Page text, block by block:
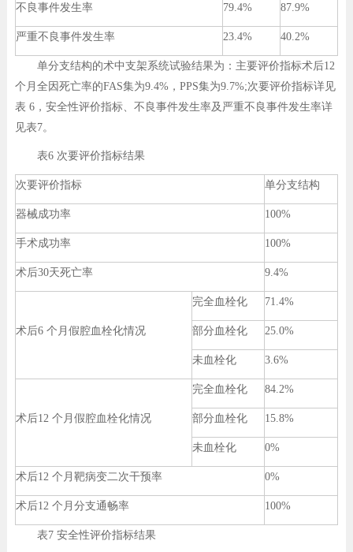
不良事件发生率 79.4% 87.9%
严重不良事件发生率 23.4% 40.2%
单分支结构的术中支架系统试验结果为：主要评价指标术后12
个月全因死亡率的FAS集为9.4%，PPS集为9.7%;次要评价指标详见
表 6，安全性评价指标、不良事件发生率及严重不良事件发生率详
见表7。
表6 次要评价指标结果
次要评价指标 单分支结构
器械成功率 100%
手术成功率 100%
术后30天死亡率 9.4%
术后6 个月假腔血栓化情况
完全血栓化 71.4%
部分血栓化 25.0%
未血栓化 3.6%
术后12 个月假腔血栓化情况
完全血栓化 84.2%
部分血栓化 15.8%
未血栓化 0%
术后12 个月靶病变二次干预率 0%
术后12 个月分支通畅率 100%
表7 安全性评价指标结果